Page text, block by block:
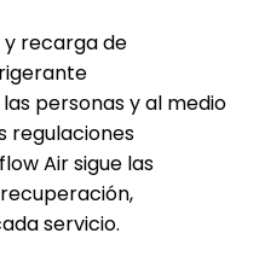
y recarga de
personas y al medio
regulaciones
Air sigue las
servicio.